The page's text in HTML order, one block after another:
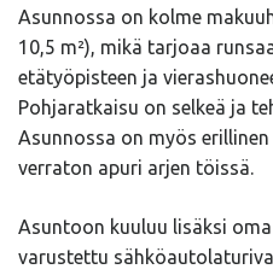
Asunnossa on kolme
10,5 m²), mikä tarjoaa
etätyöpisteen ja
Pohjaratkaisu on selkeä ja
Asunnossa on myös
verraton apuri arjen töissä.
Asuntoon kuuluu lisäksi
varustettu